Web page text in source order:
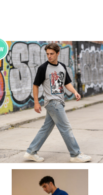
Japan art kanji Printstar
ビーウェイト Tシャツ 半袖 T
オリジナル デザイン アメ
カン カジュアル バイク ツーリ
ング コーデ インナー トップス
ンダー ウェア カットソー 個性
人気 定番 重ね着 和風 soul ou
worldwide shipping 三
つ盛り文銭 家紋
¥5,500